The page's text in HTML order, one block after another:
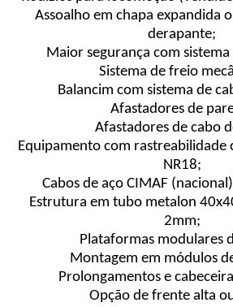
Assoalho em chapa expandida
derapante;
Maior segurança com
Sistema de freio
Balancim com sistema de
Afastadores de
Afastadores de cabo
Equipamento com rastreabilidade
NR18;
Cabos de aço CIMAF
Estrutura em tubo metalon
2mm;
Plataformas modulares
Montagem em módulos
Prolongamentos e
Opção de frente alta